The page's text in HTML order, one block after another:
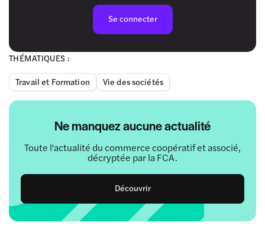
THÉMATIQUES :
Travail et Formation
Vie des sociétés
Ne manquez aucune actualité
Toute l'actualité du commerce coopératif et associé,
décryptée par la FCA.
Découvrir
Se connecter